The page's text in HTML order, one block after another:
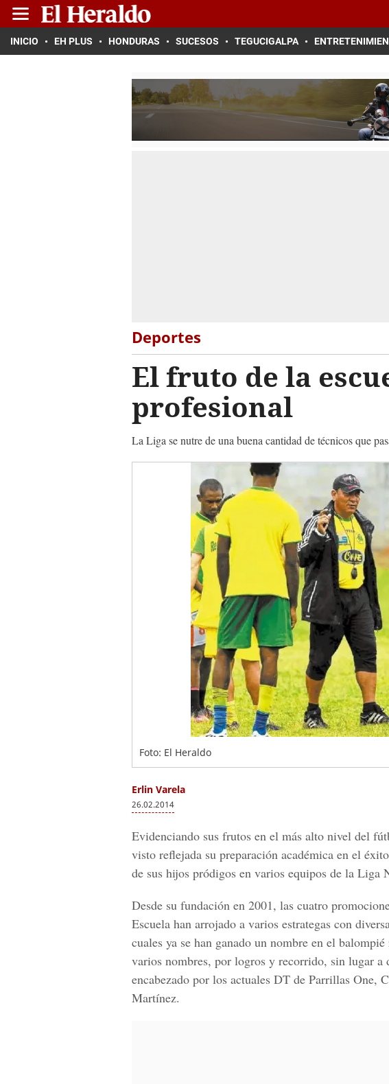
INICIO EH PLUS HONDURAS SUCESOS TEGUCIGALPA
Deportes
El fruto de la
profesional
La Liga se nutre de una buena cantidad de técnicos que
Foto: El Heraldo
Erlin Varela
26.02.2014
Evidenciando sus frutos en el más alto nivel del
visto reflejada su preparación académica en el
de sus hijos pródigos en varios equipos de la Liga
Desde su fundación en 2001, las cuatro
Escuela han arrojado a varios estrategas con
cuales ya se han ganado un nombre en el
varios nombres, por logros y recorrido, sin lugar a
encabezado por los actuales DT de Parrillas One,
Martínez.